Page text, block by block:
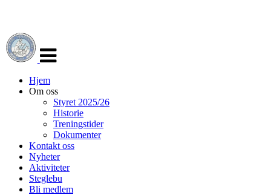
navigasjon
Hjem
Om oss
Styret 2025/26
Historie
Treningstider
Dokumenter
Kontakt oss
Nyheter
Aktiviteter
Steglebu
Bli medlem